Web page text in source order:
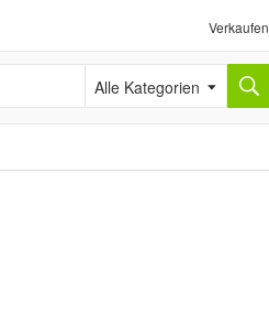
Verkaufen
Alle Kategorien